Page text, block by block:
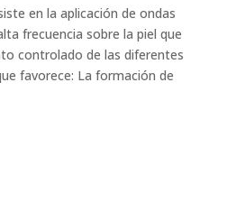
en la aplicación de ondas
frecuencia sobre la piel que
controlado de las diferentes
favorece: La formación de